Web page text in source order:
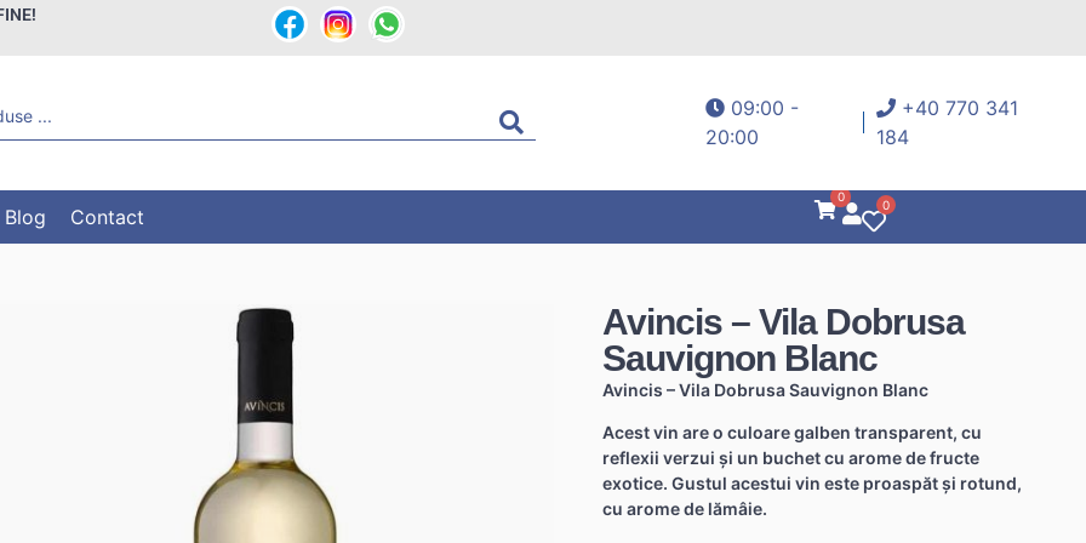
09:00 -
20:00
+40 770 341
184
Blog Contact
0
0
Avincis – Vila Dobrusa
Sauvignon Blanc
Avincis – Vila Dobrusa Sauvignon Blanc
Acest vin are o culoare galben transparent, cu
reflexii verzui și un buchet cu arome de fructe
exotice. Gustul acestui vin este proaspăt și rotund,
cu arome de lămâie.